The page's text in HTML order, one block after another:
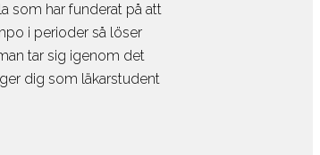
som har funderat på att
i perioder så löser
tar sig igenom det
dig som läkarstudent